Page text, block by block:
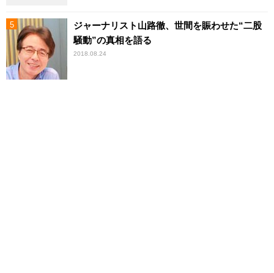
ジャーナリスト山路徹、世間を賑わせた“二股
騒動”の真相を語る
2018.08.24